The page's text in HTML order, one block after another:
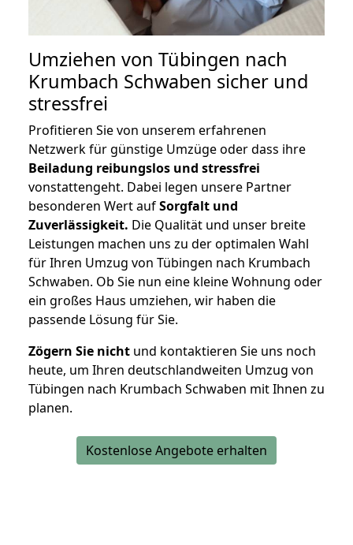
Umziehen von Tübingen nach
Krumbach Schwaben sicher und
stressfrei
Profitieren Sie von unserem erfahrenen
Netzwerk für günstige Umzüge oder dass ihre
Beiladung reibungslos und stressfrei
vonstattengeht. Dabei legen unsere Partner
besonderen Wert aufSorgfalt und
Zuverlässigkeit. Die Qualität und unser breite
Leistungen machen uns zu der optimalen Wahl
für Ihren Umzug von Tübingen nach Krumbach
Schwaben. Ob Sie nun eine kleine Wohnung oder
ein großes Haus umziehen, wir haben die
passende Lösung für Sie.
Zögern Sie nicht und kontaktieren Sie uns noch
heute, um Ihren deutschlandweiten Umzug von
Tübingen nach Krumbach Schwaben mit Ihnen zu
planen.
Kostenlose Angebote erhalten